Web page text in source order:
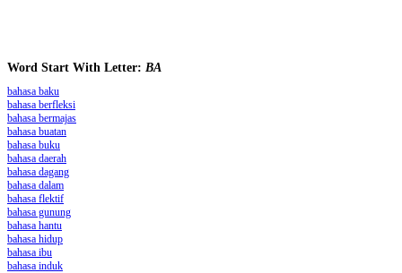
Word Start With Letter: BA
bahasa baku
bahasa berfleksi
bahasa bermajas
bahasa buatan
bahasa buku
bahasa daerah
bahasa dagang
bahasa dalam
bahasa flektif
bahasa gunung
bahasa hantu
bahasa hidup
bahasa ibu
bahasa induk